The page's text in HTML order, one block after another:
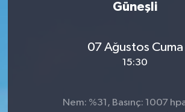
Güneşli
07 Ağustos Cuma
15:30
Nem: %31, Basınç: 1007